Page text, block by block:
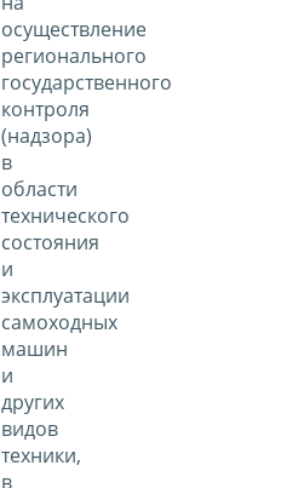
осуществление
регионального
государственного
контроля
(надзора)
в
области
технического
состояния
и
эксплуатации
самоходных
машин
и
других
видов
техники,
в